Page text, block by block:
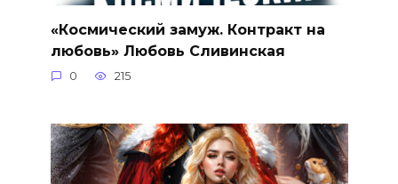
«Космический замуж. Контракт на
любовь» Любовь Сливинская
0 215